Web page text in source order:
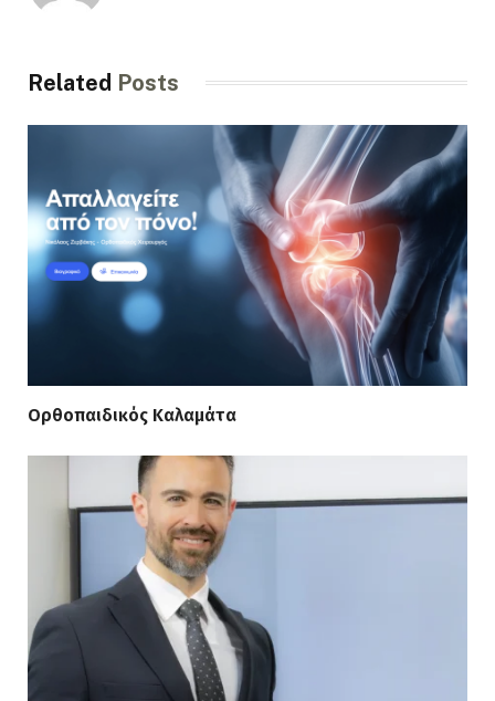
Related Posts
Ορθοπαιδικός Καλαμάτα